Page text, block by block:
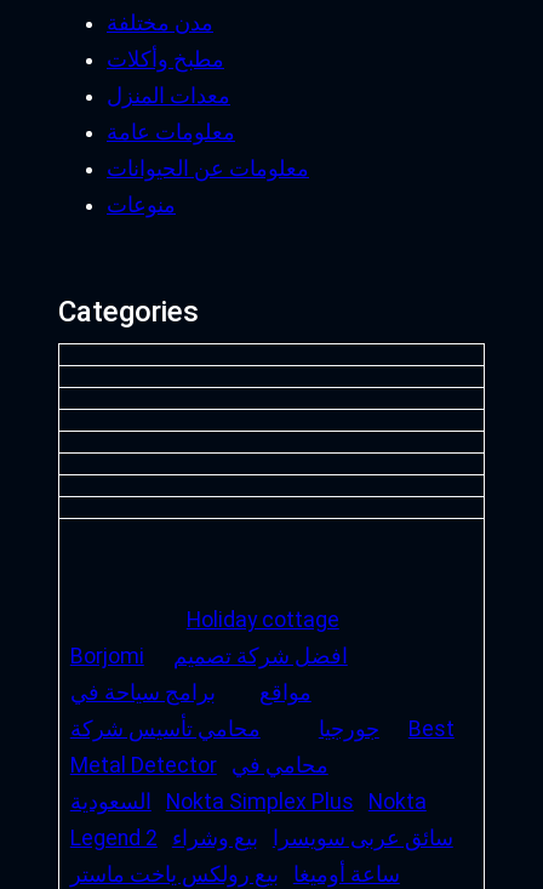
مدن مختلفة
مطبخ وأكلات
معدات المنزل
معلومات عامة
معلومات عن الحيوانات
منوعات
Categories
Holiday cottage
Borjomi
افضل شركة تصميم
مواقع
برامج سياحة في
جورجيا
محامي تأسيس شركة
Best
Metal Detector
محامي في
السعودية
Nokta Simplex Plus
Nokta
Legend 2
سائق عربى سويسرا
بيع وشراء
ساعة أوميغا
بيع رولكس ياخت ماستر